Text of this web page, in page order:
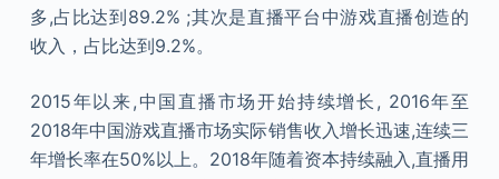
多,占比达到89.2% ;其次是直播平台中游戏直播创造的
收入，占比达到9.2%。
2015年以来,中国直播市场开始持续增长, 2016年至
2018年中国游戏直播市场实际销售收入增长迅速,连续三
年增长率在50%以上。2018年随着资本持续融入,直播用